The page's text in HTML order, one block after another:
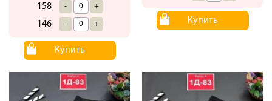
158 - +
146 - +
Купить
Купить